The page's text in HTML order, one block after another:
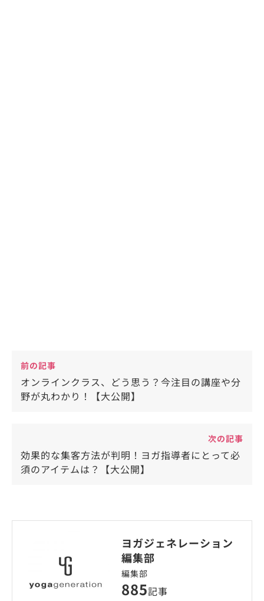
前の記事
オンラインクラス、どう思う？今注目の講座や分
野が丸わかり！【大公開】
次の記事
効果的な集客方法が判明！ヨガ指導者にとって必
須のアイテムは？【大公開】
ヨガジェネレーション
編集部
編集部
885記事